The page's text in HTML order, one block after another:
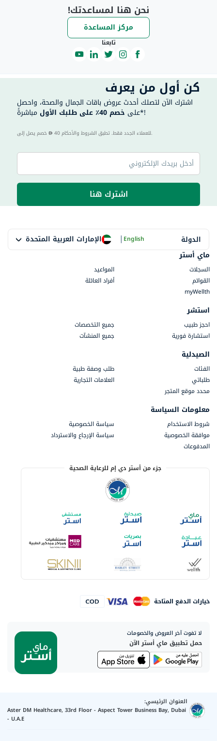
نحن هنا لمساعدتك!
مركز المساعدة
تابعنا
كن أول من يعرف
اشترك الآن لتصلك أحدث عروض باقات الجمال والصحة، واحصل
على خصم 40٪ على طلبك الأول مباشرةً*!
40 للعملاء الجدد فقط. تطبق الشروط والأحكام.
اشترك هنا
الدولة الإمارات العربية المتحدة |English
ماي أستر
السجلات
المواعيد
القوائم
أفراد العائلة
myWellth
استشر
احجز طبيب
جميع التخصصات
استشارة فورية
جميع المنشآت
الصيدلية
الفئات
طلب وصفة طبية
طلباتي
العلامات التجارية
محدد موقع المتجر
معلومات السياسة
شروط الاستخدام
سياسة الخصوصية
موافقة الخصوصية
سياسة الإرجاع والاسترداد
المدفوعات
جزء من أستر دي إم للرعاية الصحية
خيارات الدفع المتاحة
لا تفوت آخر العروض والخصومات
حمل تطبيق ماي أستر الآن
العنوان الرئيسي:
Aster DM Healthcare, 33rd Floor - Aspect Tower Business Bay, Dubai
- U.A.E